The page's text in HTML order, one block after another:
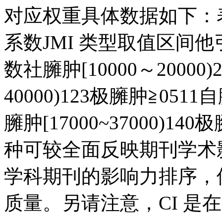
对应权重具体数据如下
系数JMI 类型取值区间
数社臃肿[10000～
40000)123极臃肿≧0511
臃肿[17000~37000)140
种可较全面反映期刊学
学科期刊的影响力排序
质量。另请注意，CI 是